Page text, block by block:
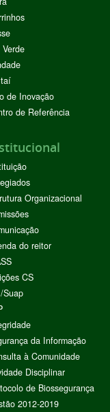
de Inovação
de Referência
Organizacional
do reitor
CS
Suap
da Informação
à Comunidade
Disciplinar
de Biossegurança
2012-2019